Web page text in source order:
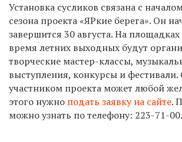
Установка сусликов связана с
сезона проекта «ЯРкие берега». Он
завершится 30 августа. На
время летних выходных будут
творческие мастер-классы,
выступления, конкурсы и фестивали.
участником проекта может любой
этого нужно подать заявку на сайте.
можно узнать по телефону: 223-71-00.